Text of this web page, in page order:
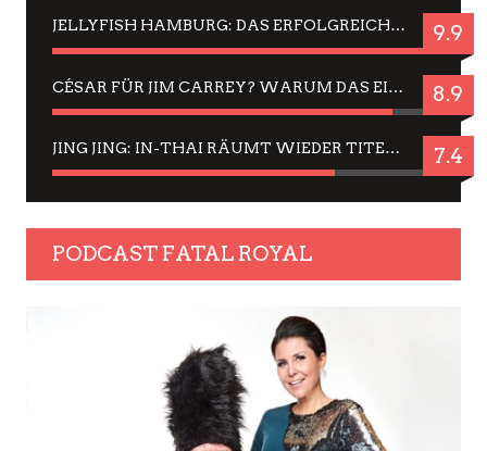
JELLYFISH HAMBURG: DAS ERFOLGREICHE SOMMER-MENÜ 2025 IN GEFÜHLEN UND BILDERN 9.9
CÉSAR FÜR JIM CARREY? WARUM DAS EINER DER NERVIGSTEN ACTORS IST UND BLEIBT 8.9
JING JING: IN-THAI RÄUMT WIEDER TITEL AB – EIN ZWEI-STUNDEN-ERLEBNISBERICHT 7.4
PODCAST FATAL ROYAL